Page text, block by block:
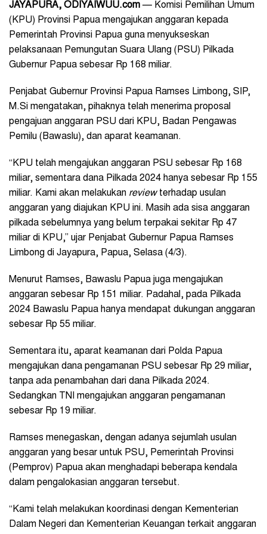
JAYAPURA, ODIYAIWUU.com — Komisi Pemilihan Umum
(KPU) Provinsi Papua mengajukan anggaran kepada
Pemerintah Provinsi Papua guna menyukseskan
pelaksanaan Pemungutan Suara Ulang (PSU) Pilkada
Gubernur Papua sebesar Rp 168 miliar.
Penjabat Gubernur Provinsi Papua Ramses Limbong, SIP,
M.Si mengatakan, pihaknya telah menerima proposal
pengajuan anggaran PSU dari KPU, Badan Pengawas
Pemilu (Bawaslu), dan aparat keamanan.
“KPU telah mengajukan anggaran PSU sebesar Rp 168
miliar, sementara dana Pilkada 2024 hanya sebesar Rp 155
miliar. Kami akan melakukan reviewterhadap usulan
anggaran yang diajukan KPU ini. Masih ada sisa anggaran
pilkada sebelumnya yang belum terpakai sekitar Rp 47
miliar di KPU,” ujar Penjabat Gubernur Papua Ramses
Limbong di Jayapura, Papua, Selasa (4/3).
Menurut Ramses, Bawaslu Papua juga mengajukan
anggaran sebesar Rp 151 miliar. Padahal, pada Pilkada
2024 Bawaslu Papua hanya mendapat dukungan anggaran
sebesar Rp 55 miliar.
Sementara itu, aparat keamanan dari Polda Papua
mengajukan dana pengamanan PSU sebesar Rp 29 miliar,
tanpa ada penambahan dari dana Pilkada 2024.
Sedangkan TNI mengajukan anggaran pengamanan
sebesar Rp 19 miliar.
Ramses menegaskan, dengan adanya sejumlah usulan
anggaran yang besar untuk PSU, Pemerintah Provinsi
(Pemprov) Papua akan menghadapi beberapa kendala
dalam pengalokasian anggaran tersebut.
“Kami telah melakukan koordinasi dengan Kementerian
Dalam Negeri dan Kementerian Keuangan terkait anggaran